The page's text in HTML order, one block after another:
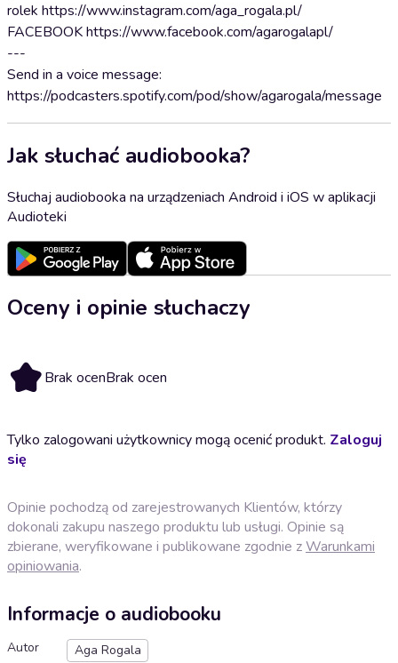
rolek ⁠https://www.instagram.com/aga_rogala.pl/⁠
FACEBOOK ⁠https://www.facebook.com/agarogalapl/⁠
---
Send in a voice message:
https://podcasters.spotify.com/pod/show/agarogala/message
Jak słuchać audiobooka?
Słuchaj audiobooka na urządzeniach Android i iOS w aplikacji
Audioteki
Oceny i opinie słuchaczy
Brak ocenBrak ocen
Tylko zalogowani użytkownicy mogą ocenić produkt. Zaloguj
się
Opinie pochodzą od zarejestrowanych Klientów, którzy
dokonali zakupu naszego produktu lub usługi. Opinie są
zbierane, weryfikowane i publikowane zgodnie zWarunkami
opiniowania.
Informacje o audiobooku
Autor
Aga Rogala